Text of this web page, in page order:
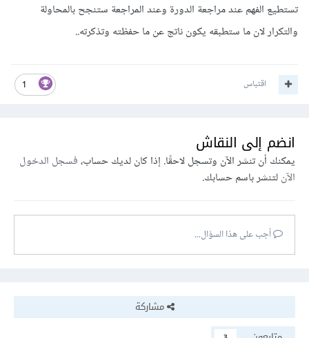
تستطيع الفهم عند مراجعة الدورة وعند المراجعة ستنجح بالمحاولة
والتكرار لان ما ستطبقه يكون ناتج عن ما حفظته وتذكرته..
1 اقتباس
انضم إلى النقاش
يمكنك أن تنشر الآن وتسجل لاحقًا. إذا كان لديك حساب،فسجل الدخول
الآنلتنشر باسم حسابك.
أجب على هذا السؤال...
مشاركة